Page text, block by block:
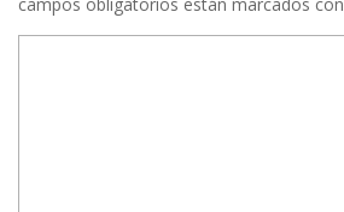
campos obligatorios están marcados con